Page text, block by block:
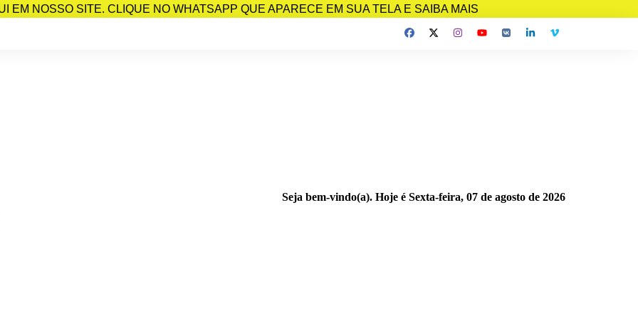
EM NOSSO SITE. CLIQUE NO WHATSAPP QUE APARECE EM SUA TELA E SAIBA MAIS
Seja bem-vindo(a). Hoje é Sexta-feira, 07 de agosto de 2026